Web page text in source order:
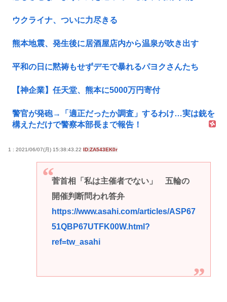
ウクライナ、ついに力尽きる
熊本地震、発生後に居酒屋店内から温泉が吹き出す
平和の日に黙祷もせずデモで暴れるパヨクさんたち
【神企業】任天堂、熊本に5000万円寄付
警官が発砲→「適正だったか調査」するわけ…実は銃を
構えただけで警察本部長まで報告！
1 : 2021/06/07(月) 15:38:43.22 ID:ZA543EK0r
菅首相「私は主催者でない」 五輪の
開催判断問われ答弁
https://www.asahi.com/articles/ASP67
51QBP67UTFK00W.html?
ref=tw_asahi